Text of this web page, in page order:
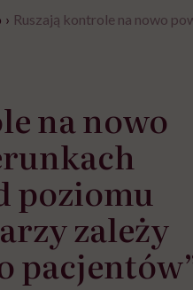
› Ruszają kontrole na nowo
na nowo
poziomu
zależy